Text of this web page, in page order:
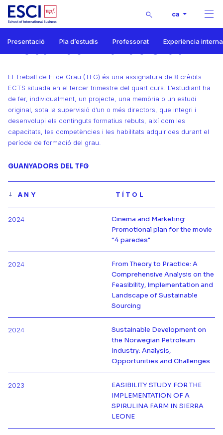
Buscar ca
Grau en Negocis i Màrqueting Internacionals
Treball de Final de Grau
Presentació Pla d’estudis Professorat Experiència
Treball de Final de Grau
El Treball de Fi de Grau (TFG) és una assignatura de 8 crèdits
ECTS situada en el tercer trimestre del quart curs. L’estudiant ha
de fer, individualment, un projecte, una memòria o un estudi
original, sota la supervisió d’un o més directors, que integri i
desenvolupi els continguts formatius rebuts, així com les
capacitats, les competències i les habilitats adquirides durant el
període de formació del grau.
GUANYADORS DEL TFG
ANY TÍTOL
Cinema and Marketing:
Promotional plan for the movie
“4 paredes"
2024
Más información de
From Theory to Practice: A
Comprehensive Analysis on the
Feasibility, Implementation and
Landscape of Sustainable
Sourcing
2024
Más información de
Sustainable Development on
the Norwegian Petroleum
Industry: Analysis,
Opportunities and Challenges
2024
Más información de
EASIBILITY STUDY FOR THE
IMPLEMENTATION OF A
SPIRULINA FARM IN SIERRA
LEONE
2023
Más información de